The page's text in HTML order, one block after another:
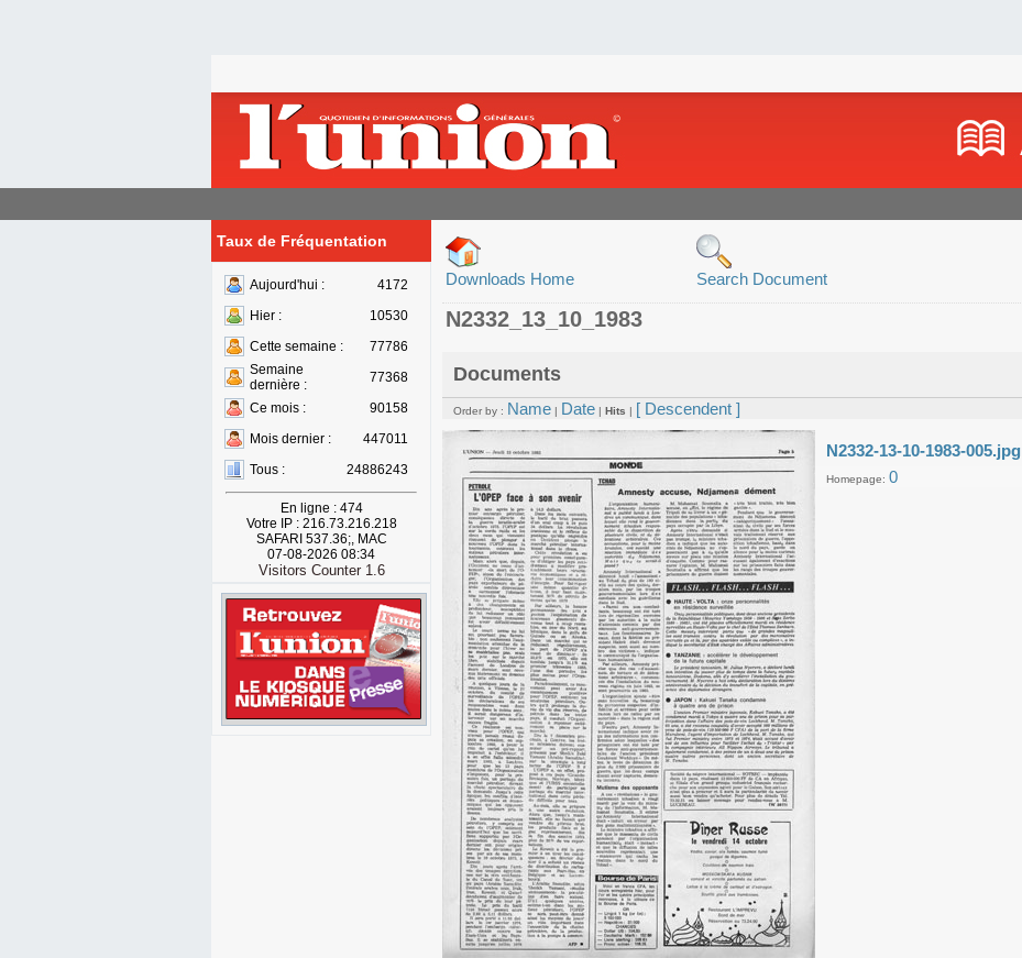
Taux de Fréquentation
Aujourd'hui :
4172
Hier :
10530
Cette semaine :
77786
Semaine
dernière :
77368
Ce mois :
90158
Mois dernier :
447011
Tous :
24886243
En ligne : 474
Votre IP : 216.73.216.218
SAFARI 537.36;, MAC
07-08-2026 08:34
Visitors Counter 1.6
Downloads Home Search Document
N2332_13_10_1983
Documents
Order by : Name | Date | Hits | [ Descendent ]
N2332-13-10-1983-005.jpg
Homepage: 0